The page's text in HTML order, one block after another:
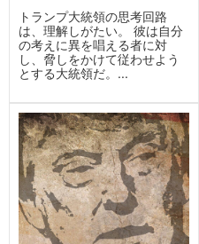
トランプ大統領の思考回路
は、理解しがたい。 彼は自分
の考えに異を唱える者に対
し、脅しをかけて従わせよう
とする大統領だ。...